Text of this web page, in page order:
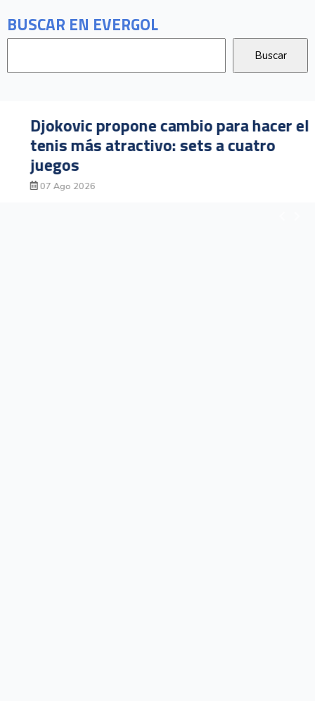
BUSCAR EN EVERGOL
Djokovic propone cambio para hacer el
tenis más atractivo: sets a cuatro
juegos
07 Ago 2026